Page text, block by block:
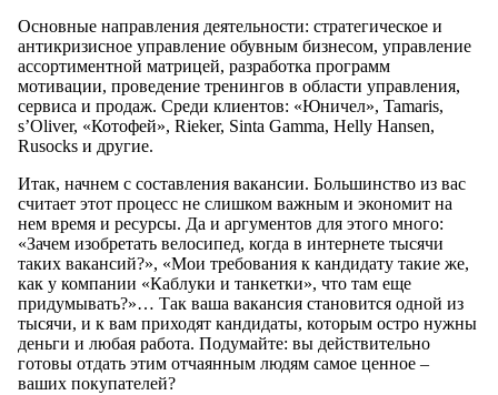
Основные направления деятельности: стратегическое и
антикризисное управление обувным бизнесом, управление
ассортиментной матрицей, разработка программ
мотивации, проведение тренингов в области управления,
сервиса и продаж. Среди клиентов: «Юничел», Tamaris,
s’Oliver, «Котофей», Rieker, Sinta Gamma, Helly Hansen,
Rusocks и другие.
Итак, начнем с составления вакансии. Большинство из вас
считает этот процесс не слишком важным и экономит на
нем время и ресурсы. Да и аргументов для этого много:
«Зачем изобретать велосипед, когда в интернете тысячи
таких вакансий?», «Мои требования к кандидату такие же,
как у компании «Каблуки и танкетки», что там еще
придумывать?»… Так ваша вакансия становится одной из
тысячи, и к вам приходят кандидаты, которым остро нужны
деньги и любая работа. Подумайте: вы действительно
готовы отдать этим отчаянным людям самое ценное –
ваших покупателей?